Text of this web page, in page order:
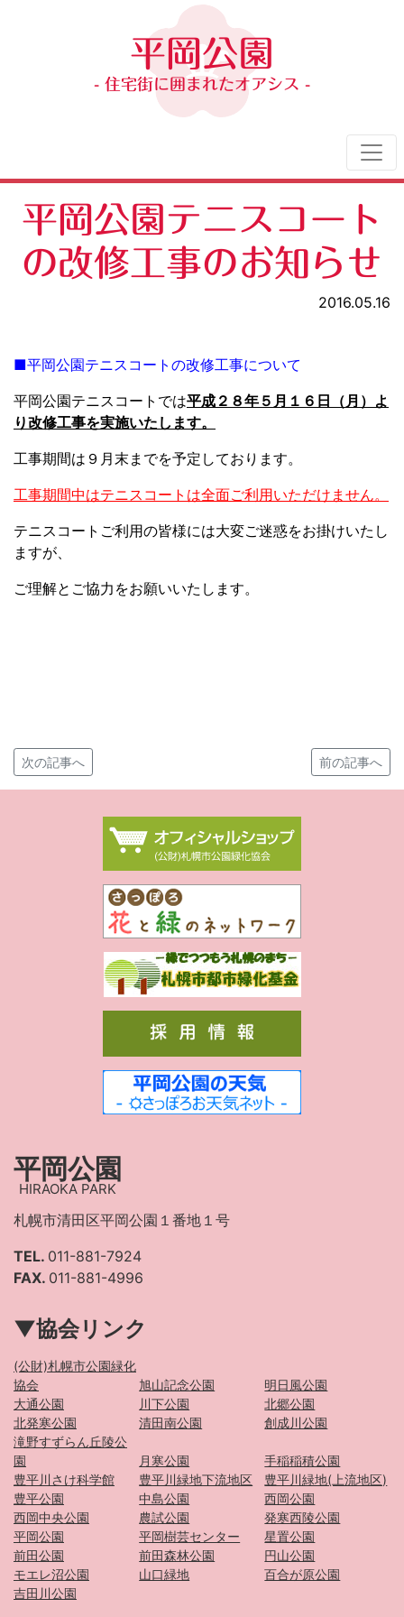
平岡公園
- 住宅街に囲まれたオアシス -
平岡公園テニスコート
の改修工事のお知らせ
2016.05.16
■平岡公園テニスコートの改修工事について
平岡公園テニスコートでは平成２８年５月１６日（月）よ
り改修工事を実施いたします。
工事期間は９月末までを予定しております。
工事期間中はテニスコートは全面ご利用いただけません。
テニスコートご利用の皆様には大変ご迷惑をお掛けいたし
ますが、
ご理解とご協力をお願いいたします。
次の記事へ 前の記事へ
平岡公園
HIRAOKA PARK
札幌市清田区平岡公園１番地１号
TEL. 011-881-7924
FAX. 011-881-4996
▼協会リンク
(公財)札幌市公園緑化
協会
旭山記念公園
明日風公園
大通公園
川下公園
北郷公園
北発寒公園
清田南公園
創成川公園
滝野すずらん丘陵公
園
月寒公園
手稲稲積公園
豊平川さけ科学館
豊平川緑地下流地区
豊平川緑地(上流地区)
豊平公園
中島公園
西岡公園
西岡中央公園
農試公園
発寒西陵公園
平岡公園
平岡樹芸センター
星置公園
前田公園
前田森林公園
円山公園
モエレ沼公園
山口緑地
百合が原公園
吉田川公園